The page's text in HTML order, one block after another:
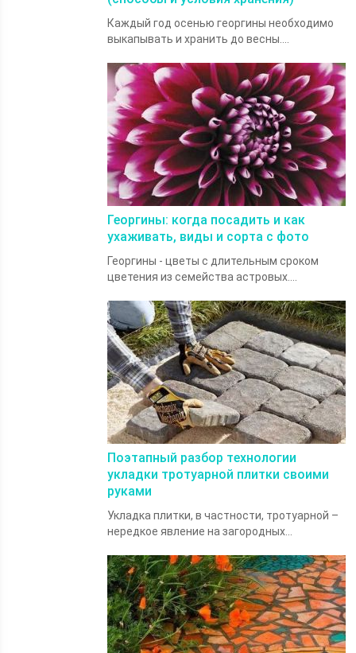
Каждый год осенью георгины необходимо
выкапывать и хранить до весны....
Георгины: когда посадить и как
ухаживать, виды и сорта с фото
Георгины - цветы с длительным сроком
цветения из семейства астровых....
Поэтапный разбор технологии
укладки тротуарной плитки своими
руками
Укладка плитки, в частности, тротуарной –
нередкое явление на загородных...